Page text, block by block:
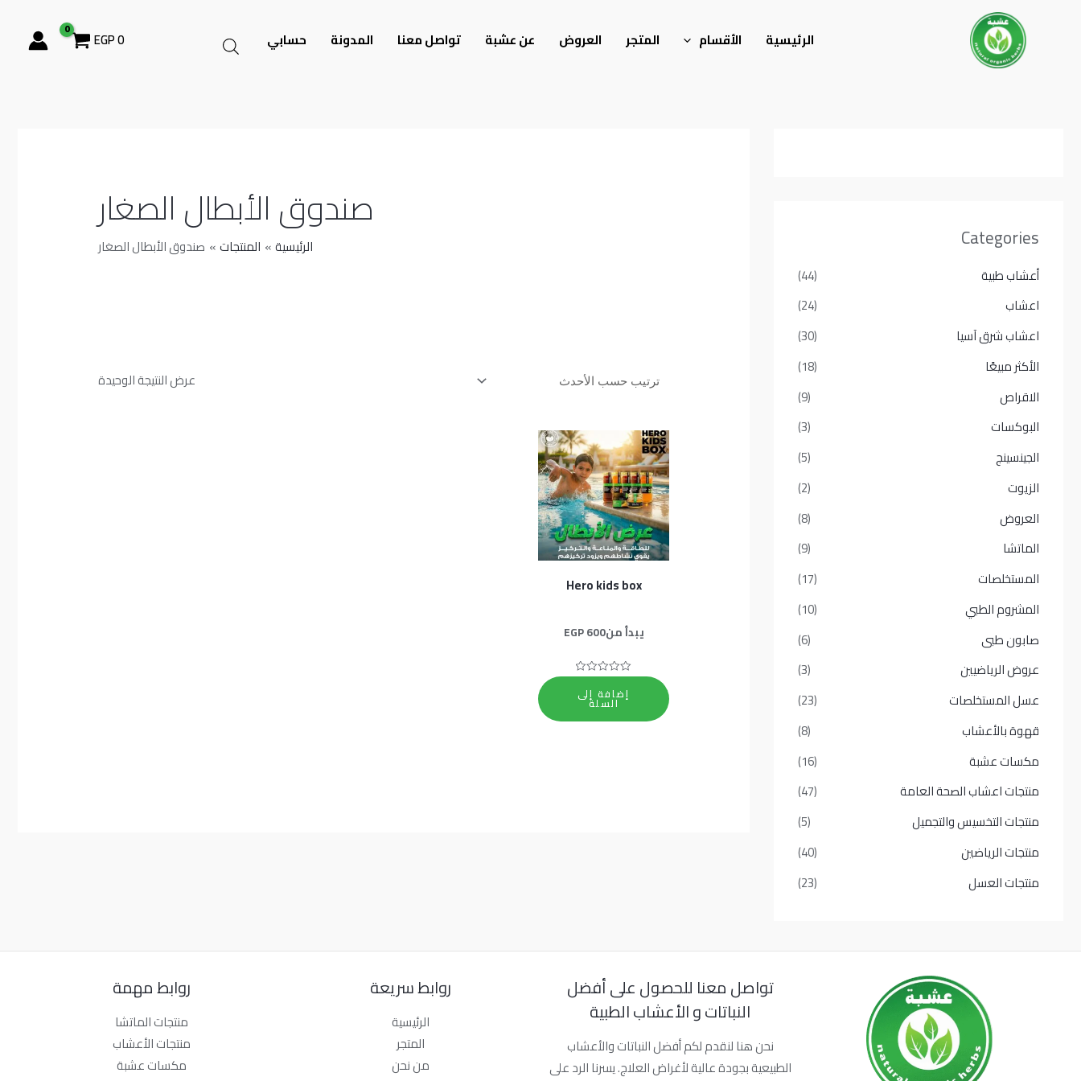
الرئيسية الأقسام المتجر العروض عن عشبة تواصل معنا المدونة حسابي EGP0
Categories
أعشاب طبية
(44)
اعشاب
(24)
اعشاب شرق آسيا
(30)
الأكثر مبيعًا​
(18)
الاقراص
(9)
البوكسات
(3)
الجينسينج
(5)
الزيوت
(2)
العروض
(8)
الماتشا
(9)
المستخلصات
(17)
المشروم الطبي
(10)
صابون طبى
(6)
عروض الرياضيين
(3)
عسل المستخلصات
(23)
قهوة بالأعشاب
(8)
مكسات عشبة
(16)
منتجات اعشاب الصحة العامة
(47)
منتجات التخسيس والتجميل
(5)
منتجات الرياضين
(40)
منتجات العسل
(23)
صندوق الأبطال الصغار
الرئيسية المنتجات صندوق الأبطال الصغار
عرض النتيجة الوحيدة
Hero kids box
يبدأ من EGP600
التقييم
0
5
إضافة إلى
السلة
تواصل معنا للحصول على أفضل
النباتات و الأعشاب الطبية
نحن هنا لنقدم لكم أفضل النباتات والأعشاب
الطبيعية بجودة عالية لأغراض العلاج. يسرنا الرد على
روابط سريعة
الرئيسية
المتجر
من نحن
روابط مهمة
منتجات الماتشا
منتجات الأعشاب
مكسات عشبة